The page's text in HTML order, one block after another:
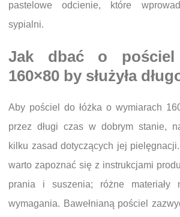
pastelowe odcienie, które
sypialni.
Jak dbać o pościel
160×80 by służyła
Aby pościel do łóżka o wymiarach
przez długi czas w dobrym stanie,
kilku zasad dotyczących jej
warto zapoznać się z instrukcjami
prania i suszenia; różne materiały
wymagania. Bawełnianą pościel